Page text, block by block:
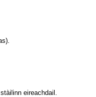
eireachdail.